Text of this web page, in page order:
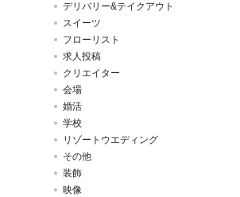
デリバリー&テイクアウト
スイーツ
フローリスト
求人投稿
クリエイター
会場
婚活
学校
リゾートウエディング
その他
装飾
映像